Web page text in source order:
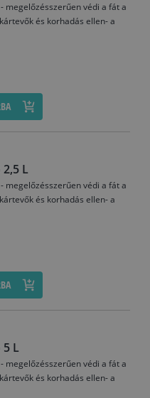
védi a fát a
és korhadás ellen- a
L
védi a fát a
és korhadás ellen- a
L
védi a fát a
és korhadás ellen- a